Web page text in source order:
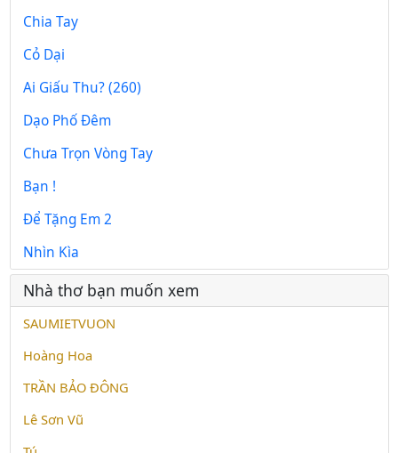
Chia Tay
Cỏ Dại
Ai Giấu Thu? (260)
Dạo Phố Đêm
Chưa Trọn Vòng Tay
Bạn !
Để Tặng Em 2
Nhìn Kìa
Nhà thơ bạn muốn xem
SAUMIETVUON
Hoàng Hoa
TRẦN BẢO ĐÔNG
Lê Sơn Vũ